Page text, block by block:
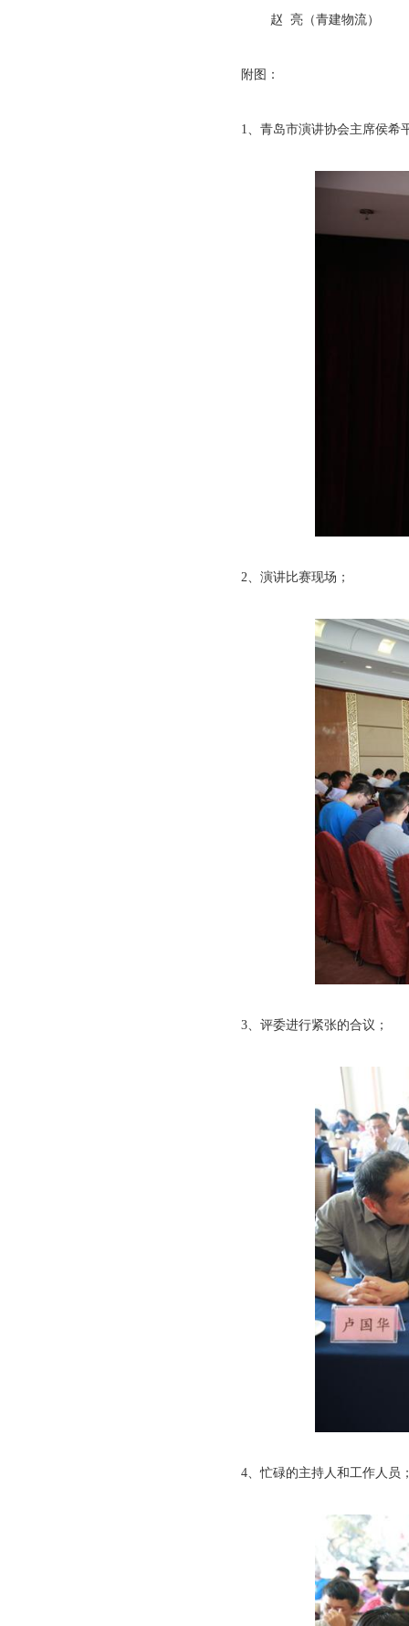
赵 亮（青建物流）
附图：
1、青岛市演讲协会主席侯希
2、演讲比赛现场；
3、评委进行紧张的合议；
4、忙碌的主持人和工作人员